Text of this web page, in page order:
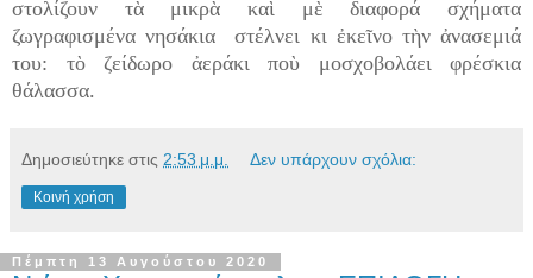
στολίζουν τὰ μικρὰ καὶ μὲ διαφορά σχήματα
ζωγραφισμένα νησάκια στέλνει κι ἐκεῖνο τὴν ἀνασεμιά
του: τὸ ζείδωρο ἀεράκι ποὺ μοσχοβολάει φρέσκια
θάλασσα.
Δημοσιεύτηκε στις 2:53 μ.μ. Δεν υπάρχουν σχόλια:
Κοινή χρήση
Πέμπτη 13 Αυγούστου 2020